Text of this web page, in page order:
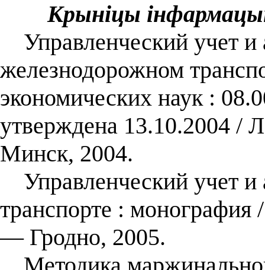
Крыніцы
Управленческий учет и
железнодорожном
экономических наук :
утверждена 13.10.2004 /
Минск, 2004.
Управленческий учет и
транспорте :
― Гродно, 2005.